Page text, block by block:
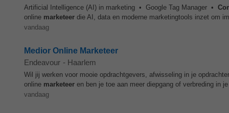
Artificial Intelligence (AI) in marketing • Google Tag Manager •
online marketeer die AI, data en moderne marketingtools inzet om
vandaag
Medior Online Marketeer
Endeavour - Haarlem
Wil jij werken voor mooie opdrachtgevers, afwisseling in je
online marketeer en ben je toe aan meer diepgang of verbreding in
vandaag